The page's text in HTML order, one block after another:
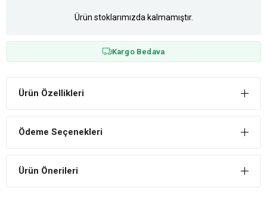
Ürün stoklarımızda kalmamıştır.
Kargo Bedava
Ürün Özellikleri
Ödeme Seçenekleri
Ürün Önerileri